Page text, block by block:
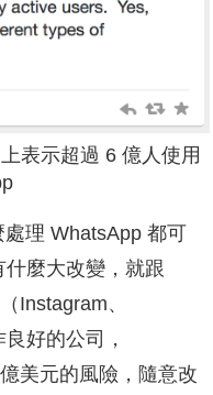
表示超過 6 億人使用
理 WhatsApp 都可
麼大改變，就跟
Instagram、
好的公司，
美元的風險，隨意改